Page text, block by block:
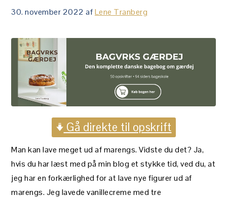
30. november 2022 afLene Tranberg
Gå direkte til opskrift
Man kan lave meget ud af marengs. Vidste du det? Ja,
hvis du har læst med på min blog et stykke tid, ved du, at
jeg har en forkærlighed for at lave nye figurer ud af
marengs. Jeg lavede vanillecreme med tre